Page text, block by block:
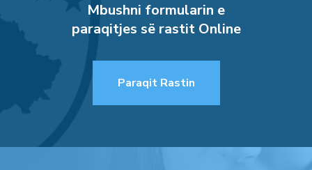
Mbushni formularin e
paraqitjes së rastit Online
Paraqit Rastin